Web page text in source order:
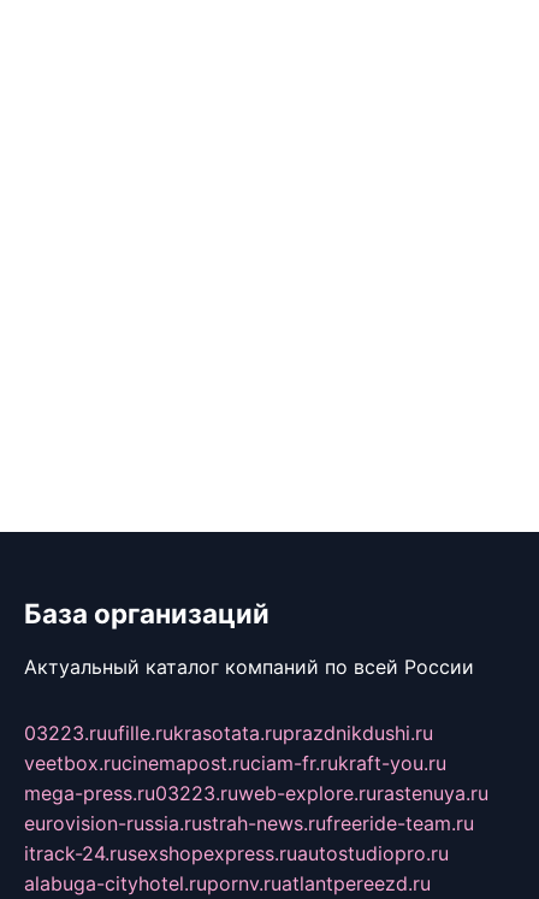
База организаций
Актуальный каталог компаний по всей России
03223.ruufille.rukrasotata.ruprazdnikdushi.ru
veetbox.rucinemapost.ruciam-fr.rukraft-you.ru
mega-press.ru03223.ruweb-explore.rurastenuya.ru
eurovision-russia.rustrah-news.rufreeride-team.ru
itrack-24.rusexshopexpress.ruautostudiopro.ru
alabuga-cityhotel.rupornv.ruatlantpereezd.ru